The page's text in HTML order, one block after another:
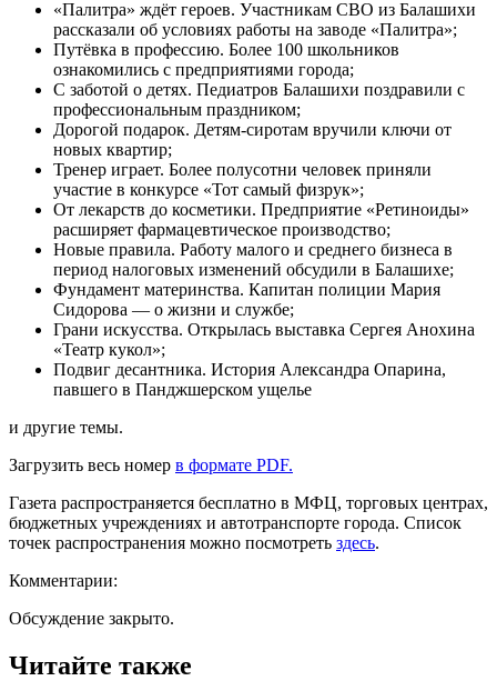
«Палитра» ждёт героев. Участникам СВО из Балашихи
рассказали об условиях работы на заводе «Палитра»;
Путёвка в профессию. Более 100 школьников
ознакомились с предприятиями города;
С заботой о детях. Педиатров Балашихи поздравили с
профессиональным праздником;
Дорогой подарок. Детям-сиротам вручили ключи от
новых квартир;
Тренер играет. Более полусотни человек приняли
участие в конкурсе «Тот самый физрук»;
От лекарств до косметики. Предприятие «Ретиноиды»
расширяет фармацевтическое производство;
Новые правила. Работу малого и среднего бизнеса в
период налоговых изменений обсудили в Балашихе;
Фундамент материнства. Капитан полиции Мария
Сидорова — о жизни и службе;
Грани искусства. Открылась выставка Сергея Анохина
«Театр кукол»;
Подвиг десантника. История Александра Опарина,
павшего в Панджшерском ущелье
и другие темы.
Загрузить весь номер в формате PDF.
Газета распространяется бесплатно в МФЦ, торговых центрах,
бюджетных учреждениях и автотранспорте города. Список
точек распространения можно посмотреть здесь.
Комментарии:
Обсуждение закрыто.
Читайте также